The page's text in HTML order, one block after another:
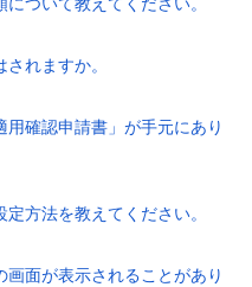
れますか。
確認申請書」が手元にあり
方法を教えてください。
面が表示されることがあり